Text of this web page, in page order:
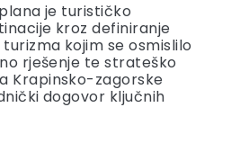
je turističko
kroz definiranje
kojim se osmislilo
rješenje te strateško
Krapinsko-zagorske
dogovor ključnih